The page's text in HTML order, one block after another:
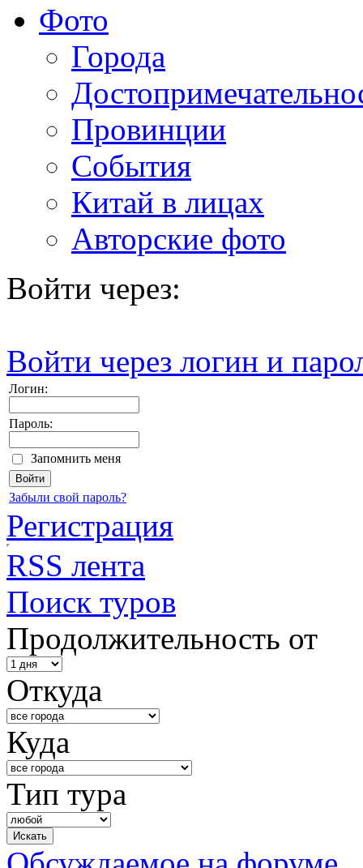
Фото
Города
Провинции
События
Китай в лицах
Авторские фото
Войти через:
Войти через логин и
Логин:
Пароль:
Запомнить меня
Забыли свой пароль?
Регистрация
RSS лента
Поиск туров
Продолжительность от
Откуда
Куда
Тип тура